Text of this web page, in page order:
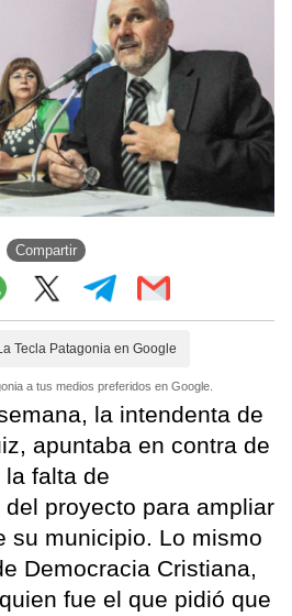
Compartir
Tecla Patagonia en Google
a tus medios preferidos en Google.
la intendenta de
apuntaba en contra de
falta de
proyecto para ampliar
su municipio. Lo mismo
Democracia Cristiana,
fue el que pidió que